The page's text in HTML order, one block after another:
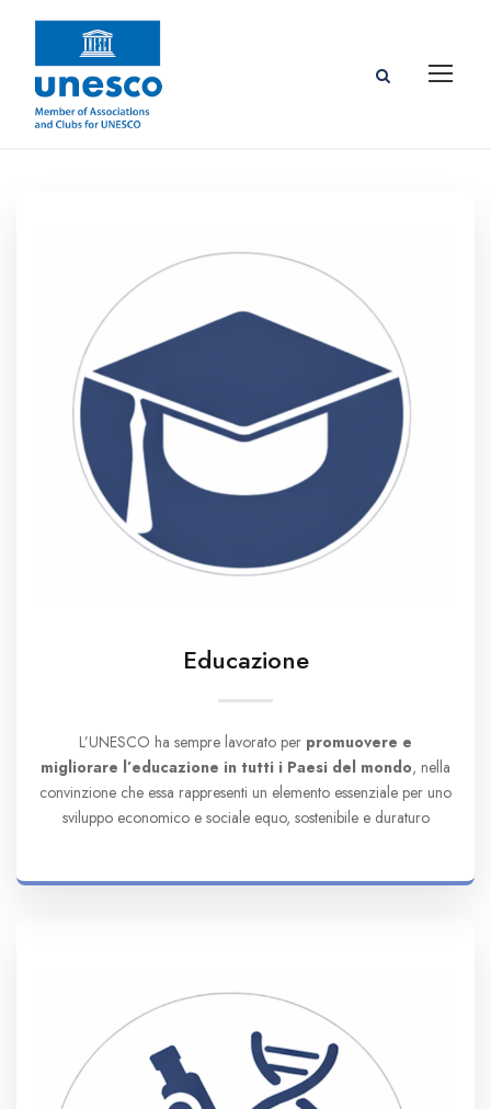
Educazione
L’UNESCO ha sempre lavorato per promuovere e
migliorare l’educazione in tutti i Paesi del mondo, nella
convinzione che essa rappresenti un elemento essenziale per uno
sviluppo economico e sociale equo, sostenibile e duraturo